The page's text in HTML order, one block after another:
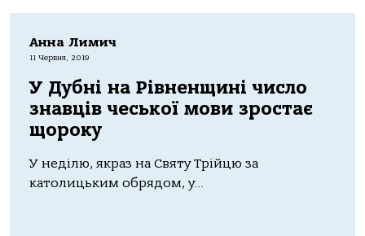
Анна Лимич
11 Червня, 2019
У Дубні на Рівненщині число
знавців чеської мови зростає
щороку
У неділю, якраз на Святу Трійцю за
католицьким обрядом, у...